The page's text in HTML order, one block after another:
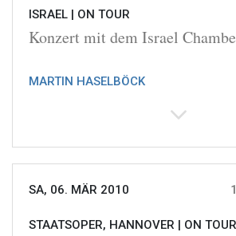
ISRAEL | ON TOUR
Konzert mit dem Israel
MARTIN HASELBÖCK
SA, 06. MÄR 2010
STAATSOPER, HANNOVER | ON TOUR